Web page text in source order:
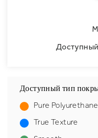
Доступный тип
Pure Polyurethane
True Texture